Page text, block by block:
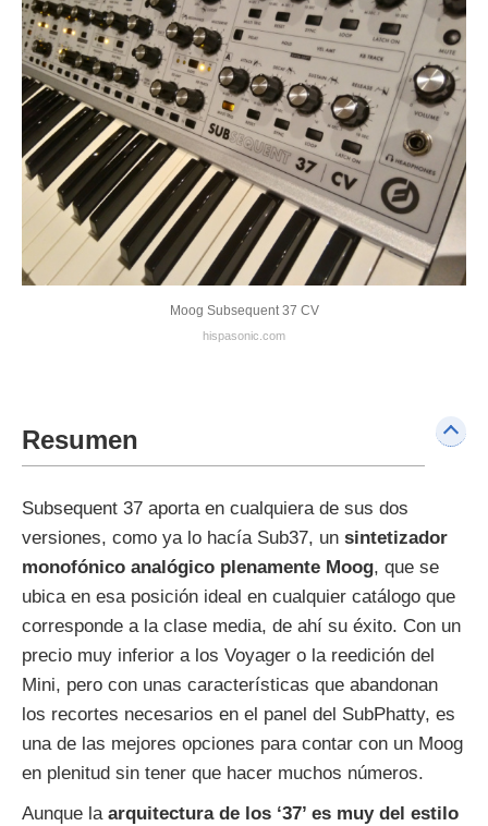
Moog Subsequent 37 CV
hispasonic.com
Resumen
Subsequent 37 aporta en cualquiera de sus dos
versiones, como ya lo hacía Sub37, un sintetizador
monofónico analógico plenamente Moog, que se
ubica en esa posición ideal en cualquier catálogo que
corresponde a la clase media, de ahí su éxito. Con un
precio muy inferior a los Voyager o la reedición del
Mini, pero con unas características que abandonan
los recortes necesarios en el panel del SubPhatty, es
una de las mejores opciones para contar con un Moog
en plenitud sin tener que hacer muchos números.
Aunque la arquitectura de los ‘37’ es muy del estilo